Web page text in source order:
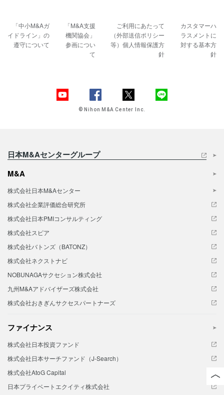
「中小M&Aガ
イドライン」の
遵守について
「M&A支援
機関協会」
参画につい
て
ご利用にあたって
（外部送信ポリシー
等）個人情報保護方
針
カスタマーハ
ラスメントに
対する基本方
針
© Nihon M&A Center Inc.
日本M&Aセンターグループ
M&A
株式会社日本M&Aセンター
株式会社企業評価総合研究所
株式会社日本PMIコンサルティング
株式会社スピア
株式会社バトンズ（BATONZ）
株式会社ネクストナビ
NOBUNAGAサクセション株式会社
九州M&Aアドバイザーズ株式会社
株式会社おきぎんサクセスパートナーズ
ファイナンス
株式会社日本投資ファンド
株式会社日本サーチファンド（J-Search）
株式会社AtoG Capital
日本プライベートエクイティ株式会社